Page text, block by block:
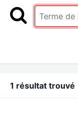
1 résultat trouvé